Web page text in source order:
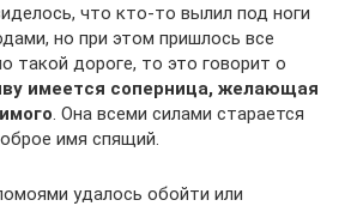
что кто-то вылил под ноги
но при этом пришлось все
такой дороге, то это говорит о
имеется соперница, желающая
. Она всеми силами старается
имя спящий.
удалось обойти или